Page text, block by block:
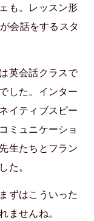
も。レッスン形
会話をするスタ
英会話クラスで
した。インター
イティブスピー
ミュニケーショ
生たちとフラン
た。
ずはこういった
ませんね。